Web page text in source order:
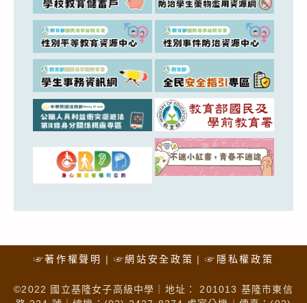
☞著作權聲明 ☞網站安全政策 ☞隱私權政策
©2022 國立基隆女子高級中學｜地址： 201013 基隆市東信